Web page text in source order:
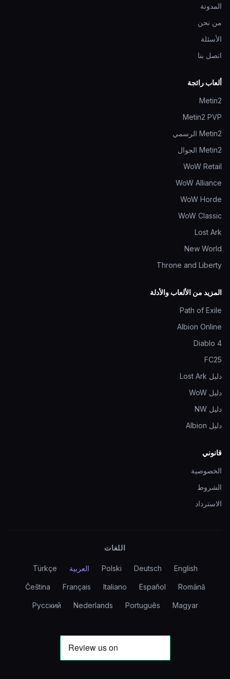
المدونة
من نحن
الأسئلة
اتصل بنا
ألعاب رائجة
Metin2
Metin2 PVP
Metin2 الرسمي
Metin2 الجوال
WoW Retail
WoW Alliance
WoW Horde
WoW Classic
Lost Ark
New World
Throne and Liberty
المزيد من الألعاب والأدلة
Path of Exile
Albion Online
Diablo 4
FC25
دليل Lost Ark
دليل WoW
دليل NW
دليل Albion
قانوني
الخصوصية
الشروط
الاسترداد
اللغات
English
Deutsch
Polski العربية Türkçe
Română
Español
Italiano
Français
Čeština
Magyar
Português
Nederlands
Русский